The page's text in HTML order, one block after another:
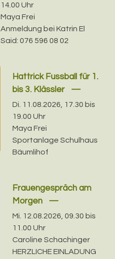
14.00 Uhr
Maya Frei
Anmeldung bei Katrin El
Said: 076 596 08 02
Hattrick Fussball für 1.
bis 3. Klässler
Di. 11.08.2026, 17.30 bis
19.00 Uhr
Maya Frei
Sportanlage Schulhaus
Bäumlihof
Frauengespräch am
Morgen
Mi. 12.08.2026, 09.30 bis
11.00 Uhr
Caroline Schachinger
HERZLICHE EINLADUNG